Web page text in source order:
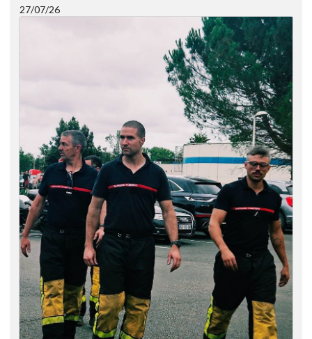
27/07/26